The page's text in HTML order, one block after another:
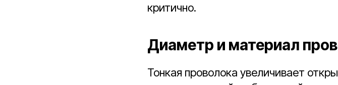
критично.
Диаметр и материал
Тонкая проволока увеличивает